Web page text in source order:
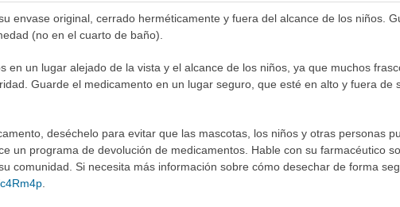
envase original, cerrado herméticamente y fuera del alcance de los niños.
(no en el cuarto de baño).
en un lugar alejado de la vista y el alcance de los niños, ya que muchos
Guarde el medicamento en un lugar seguro, que esté en alto y fuera de
deséchelo para evitar que las mascotas, los niños y otras personas
un programa de devolución de medicamentos. Hable con su farmacéutico
comunidad. Si necesita más información sobre cómo desechar de forma
.